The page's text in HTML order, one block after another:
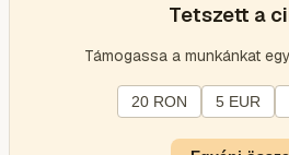
Tetszett a
Támogassa a munkánkat
20 RON 5 EUR